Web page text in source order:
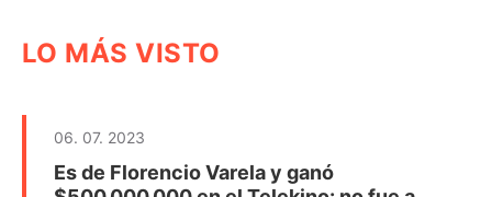
LO MÁS VISTO
06. 07. 2023
Es de Florencio Varela y ganó